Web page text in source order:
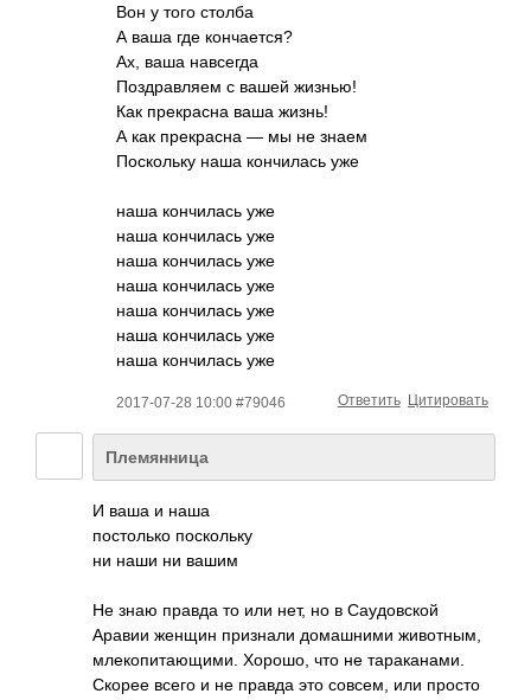
Вон у того столба
А ваша где кончается?
Ах, ваша навсегда
Поздравляем с вашей жизнью!
Как прекрасна ваша жизнь!
А как прекрасна — мы не знаем
Поскольку наша кончилась уже
наша кончилась уже
наша кончилась уже
наша кончилась уже
наша кончилась уже
наша кончилась уже
наша кончилась уже
наша кончилась уже
2017-07-28 10:00 #79046 Цитировать
Ответить
Племянница
И ваша и наша
постолько поскольку
ни наши ни вашим
Не знаю правда то или нет, но в Саудовской
Аравии женщин признали домашними животным,
млекопитающими. Хорошо, что не тараканами.
Скорее всего и не правда это совсем, или просто